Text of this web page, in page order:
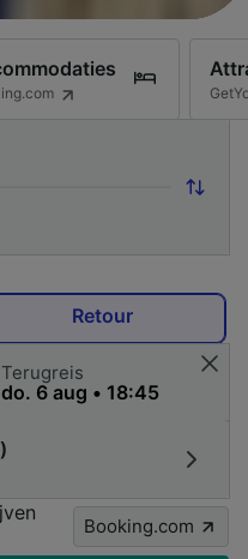
Retour
Terugreis
Booking.com